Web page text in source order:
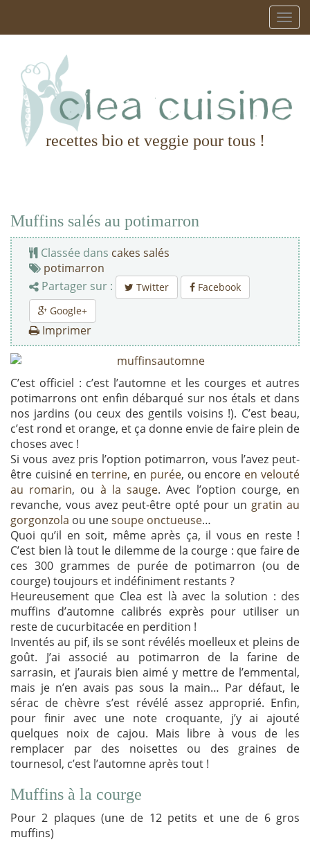
recettes bio et veggie pour tous !
Muffins salés au potimarron
Classée dans cakes salés
potimarron
Partager sur :
Twitter
Facebook
Google+
Imprimer
C’est officiel : c’est l’automne et les courges et autres
potimarrons ont enfin débarqué sur nos étals et dans
nos jardins (ou ceux des gentils voisins !). C’est beau,
c’est rond et orange, et ça donne envie de faire plein de
choses avec !
Si vous avez pris l’option potimarron, vous l’avez peut-
être cuisiné enterrine, en purée, ou encore en velouté
au romarin, ou à la sauge. Avec l’option courge, en
revanche, vous avez peut-être opté pour un gratin au
gorgonzola ou unesoupe onctueuse…
Quoi qu’il en soit, même après ça, il vous en reste !
C’est bien là tout le dilemme de la courge : que faire de
ces 300 grammes de purée de potimarron (ou de
courge) toujours et indéfiniment restants ?
Heureusement que Clea est là avec la solution : des
muffins d’automne calibrés exprès pour utiliser un
reste de cucurbitacée en perdition !
Inventés au pif, ils se sont révélés moelleux et pleins de
goût. J’ai associé au potimarron de la farine de
sarrasin, et j’aurais bien aimé y mettre de l’emmental,
mais je n’en avais pas sous la main… Par défaut, le
sérac de chèvre s’est révélé assez approprié. Enfin,
pour finir avec une note croquante, j’y ai ajouté
quelques noix de cajou. Mais libre à vous de les
remplacer par des noisettes ou des graines de
tournesol, c’est l’automne après tout !
Muffins à la courge
Pour 2 plaques (une de 12 petits et une de 6 gros
muffins)